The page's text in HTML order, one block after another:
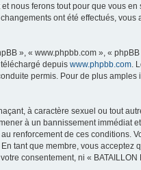
nous ferons tout pour que vous
ont été effectués,
», « www.phpbb.com », «
depuis www.phpbb.com .
permis. Pour de plus
à caractère sexuel ou tout
à un bannissement immédiat
de ces conditions.
tant que membre, vous
consentement, ni «